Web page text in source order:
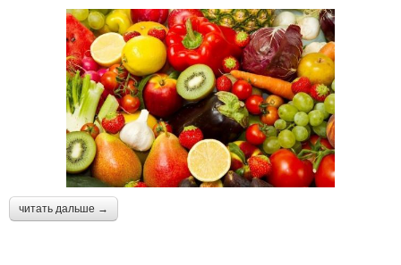
читать дальше →